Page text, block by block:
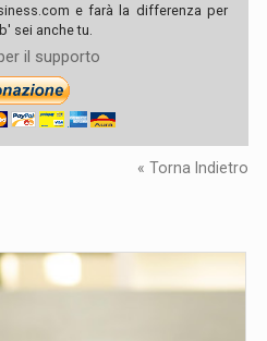
e farà la differenza per
sei anche tu.
il supporto
« Torna Indietro